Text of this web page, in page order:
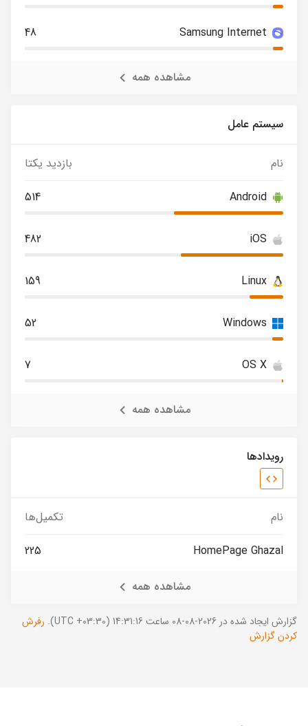
Samsung Internet
48
مشاهده همه
سیستم عامل
نام
بازدید یکتا
Android
514
iOS
482
Linux
159
Windows
52
OS X
7
مشاهده همه
رویدادها
نام
تکمیل‌ها
HomePage Ghazal
225
مشاهده همه
گزارش ایجاد شده در 2026-08-08 ساعت 14:31:16 (UTC +03:30).
رفرش
کردن گزارش